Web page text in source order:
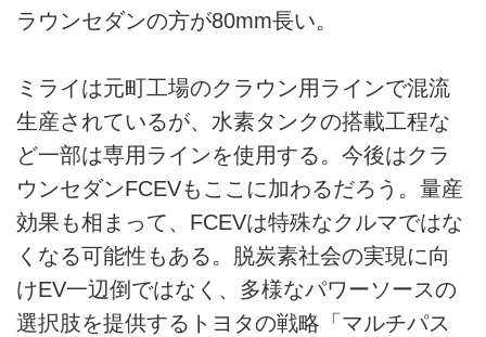
ラウンセダンの方が80mm長い。
ミライは元町工場のクラウン用ラインで混流
生産されているが、水素タンクの搭載工程な
ど一部は専用ラインを使用する。今後はクラ
ウンセダンFCEVもここに加わるだろう。量産
効果も相まって、FCEVは特殊なクルマではな
くなる可能性もある。脱炭素社会の実現に向
けEV一辺倒ではなく、多様なパワーソースの
選択肢を提供するトヨタの戦略「マルチパス